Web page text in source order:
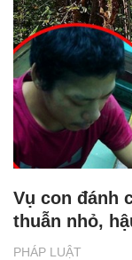
PHÁP LUẬT
Vụ con đánh
thuẫn nhỏ,